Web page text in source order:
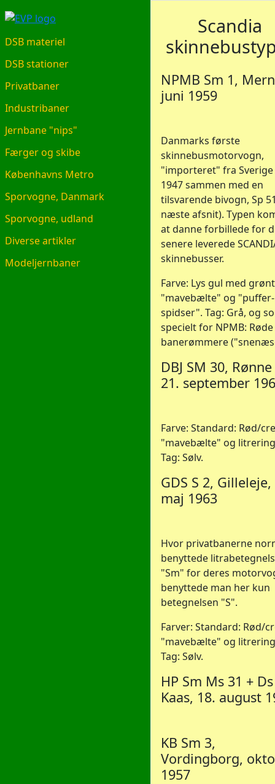
EVP.DK
DSB materiel
DSB stationer
Privatbaner
Industribaner
Jernbane "nips"
Færger og skibe
Københavns Metro
Sporvogne, Danmark
Sporvogne, udland
Diverse artikler
Modeljernbaner
Scandia
NPMB Sm 1,
juni 1959
Danmarks første
skinnebusmotorvogn,
"importeret" fra Sverige
1947 sammen med en
tilsvarende bivogn, Sp
næste afsnit). Typen
at danne forbillede for
senere leverede
skinnebusser.
Farve: Lys gul med grønt
"mavebælte" og "puffer-
spidser". Tag: Grå, og
specielt for NPMB: Røde
banerømmere
DBJ SM 30,
21. september
Farve: Standard: Rød/
"mavebælte" og
Tag: Sølv.
GDS S 2, Gilleleje,
maj 1963
Hvor privatbanerne
benyttede
"Sm" for deres
benyttede man her kun
betegnelsen "S".
Farver: Standard: Rød/
"mavebælte" og
Tag: Sølv.
HP Sm Ms 31 +
Kaas, 18. august
KB Sm 3,
Vordingborg,
1957